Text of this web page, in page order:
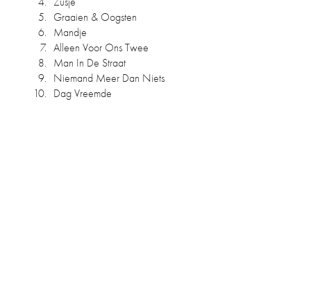
5. Graaien & Oogsten
6. Mandje
7. Alleen Voor Ons Twee
8. Man In De Straat
9. Niemand Meer Dan Niets
10. Dag Vreemde